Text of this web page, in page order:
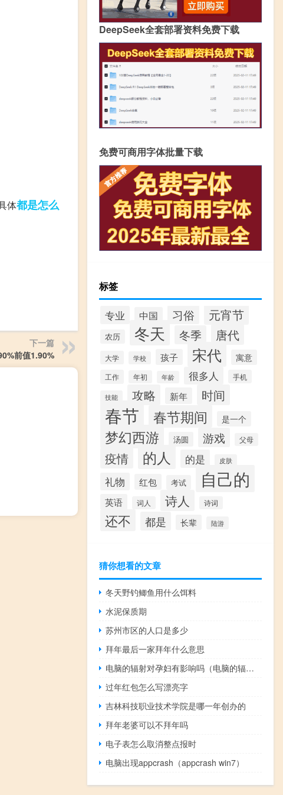
体都是怎么
下一篇
前值1.90%
DeepSeek全套部署资料免费下载
免费可商用字体批量下载
标签
专业 中国 习俗 元宵节
农历 冬天 冬季 唐代
大学 学校 孩子 宋代 寓意
工作 年初 年龄 很多人 手机
技能 攻略 新年 时间
春节 春节期间 是一个
梦幻西游 汤圆 游戏 父母
疫情 的人 的是 皮肤
礼物 红包 考试 自己的
英语 词人 诗人 诗词
还不 都是 长辈 陆游
猜你想看的文章
冬天野钓鲫鱼用什么饵料
水泥保质期
苏州市区的人口是多少
拜年最后一家拜年什么意思
电脑的辐射对孕妇有影响吗（电脑的辐射）
过年红包怎么写漂亮字
吉林科技职业技术学院是哪一年创办的
拜年老婆可以不拜年吗
电子表怎么取消整点报时
电脑出现appcrash（appcrash win7）